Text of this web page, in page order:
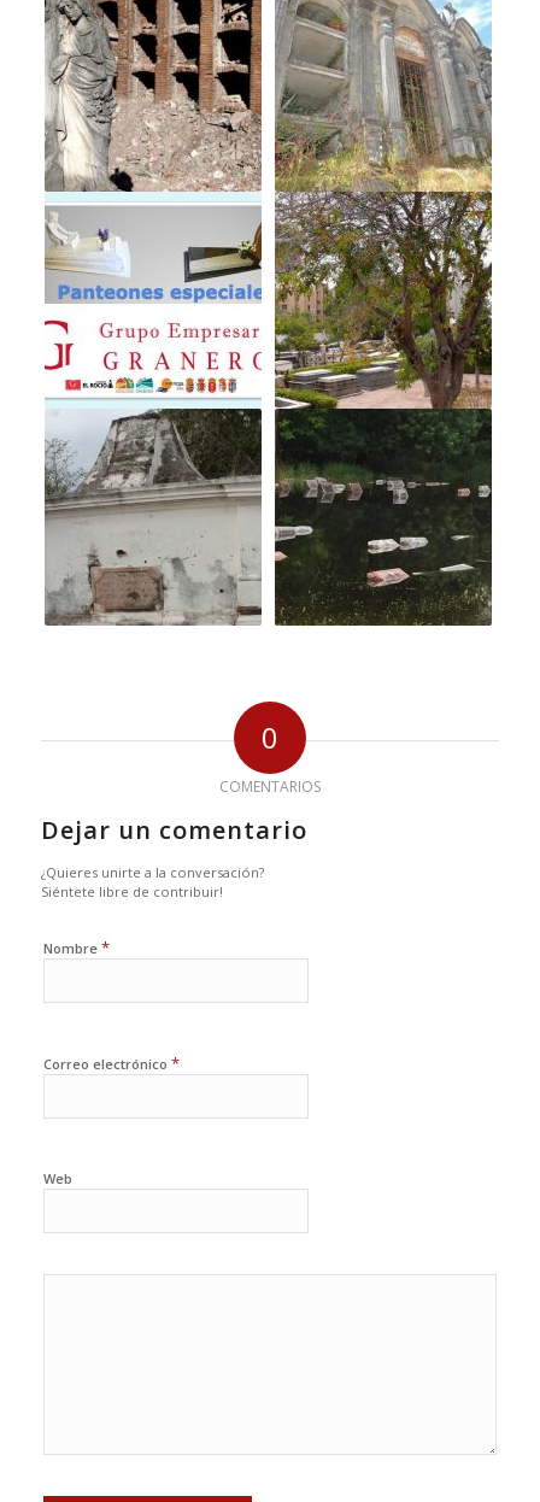
0
COMENTARIOS
Dejar un comentario
¿Quieres unirte a la conversación?
Siéntete libre de contribuir!
Nombre *
Correo electrónico *
Web